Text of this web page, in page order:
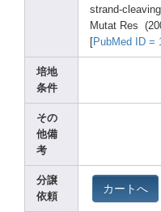
strand-cleaving
Mutat Res
PubMed ID =
培地
条件
その
他備
考
分譲
依頼
カートへ